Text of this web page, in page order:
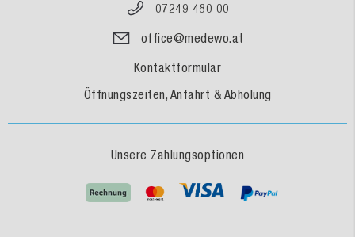
07249 480 00
office@medewo.at
Kontaktformular
Öffnungszeiten, Anfahrt & Abholung
Unsere Zahlungsoptionen